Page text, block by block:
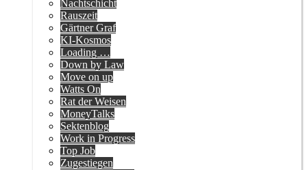
Nachtschicht
Rauszeit
Gärtner Graf
KI-Kosmos
Loading …
Down by Law
Move on up
Watts On
Rat der Weisen
MoneyTalks
Sektenblog
Work in Progress
Top Job
Zugestiegen